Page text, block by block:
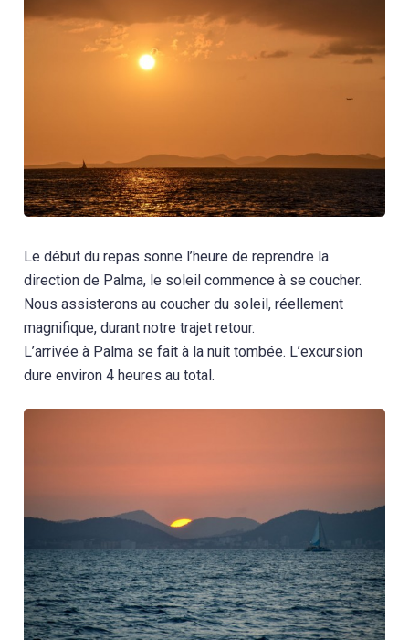
Le début du repas sonne l’heure de reprendre la
direction de Palma, le soleil commence à se coucher.
Nous assisterons au coucher du soleil, réellement
magnifique, durant notre trajet retour.
L’arrivée à Palma se fait à la nuit tombée. L’excursion
dure environ 4 heures au total.